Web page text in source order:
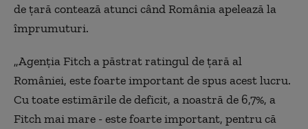
de țară contează atunci când România apelează la
împrumuturi.
„Agenţia Fitch a păstrat ratingul de ţară al
României, este foarte important de spus acest lucru.
Cu toate estimările de deficit, a noastră de 6,7%, a
Fitch mai mare - este foarte important, pentru că